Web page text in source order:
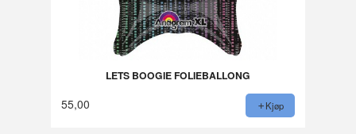
LETS BOOGIE FOLIEBALLONG
55,00 Kjøp